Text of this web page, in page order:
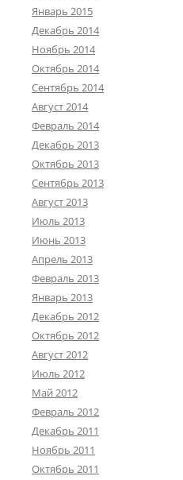
Январь 2015
Декабрь 2014
Ноябрь 2014
Октябрь 2014
Сентябрь 2014
Август 2014
Февраль 2014
Декабрь 2013
Октябрь 2013
Сентябрь 2013
Август 2013
Июль 2013
Июнь 2013
Апрель 2013
Февраль 2013
Январь 2013
Декабрь 2012
Октябрь 2012
Август 2012
Июль 2012
Май 2012
Февраль 2012
Декабрь 2011
Ноябрь 2011
Октябрь 2011